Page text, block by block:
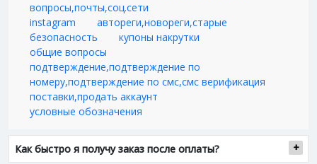
вопросы,почты,соц.сети
instagram
автореги,новореги,старые
безопасность
купоны накрутки
общие вопросы
подтверждение,подтверждение по
номеру,подтверждение по смс,смс верификация
поставки,продать аккаунт
условные обозначения
Как быстро я получу заказ после оплаты?